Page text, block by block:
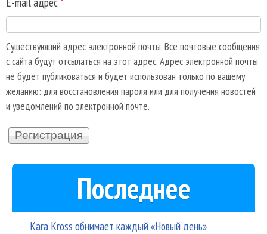
Существующий адрес электронной почты. Все почтовые сообщения
с сайта будут отсылаться на этот адрес. Адрес электронной почты
не будет публиковаться и будет использован только по вашему
желанию: для восстановления пароля или для получения новостей
и уведомлений по электронной почте.
Последнее
Kara Kross обнимает каждый «Новый день»